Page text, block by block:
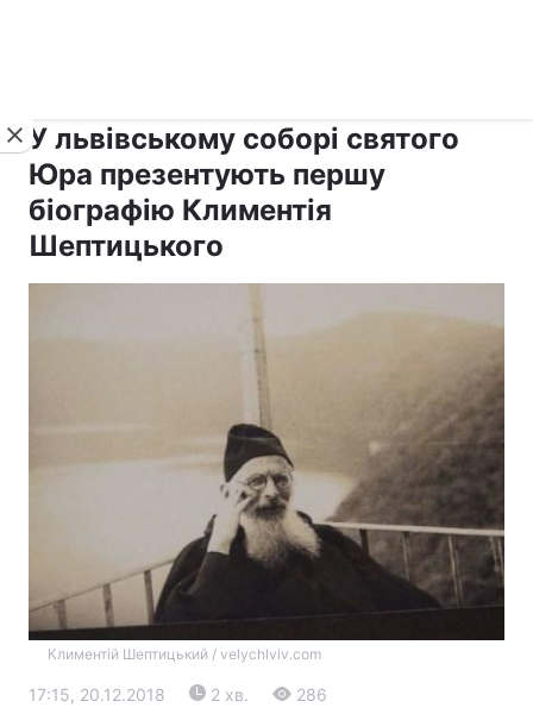
У львівському соборі святого
Юра презентують першу
біографію Климентія
Шептицького
Климентій Шептицький / velychlviv.com
17:15, 20.12.2018 2 хв. 286